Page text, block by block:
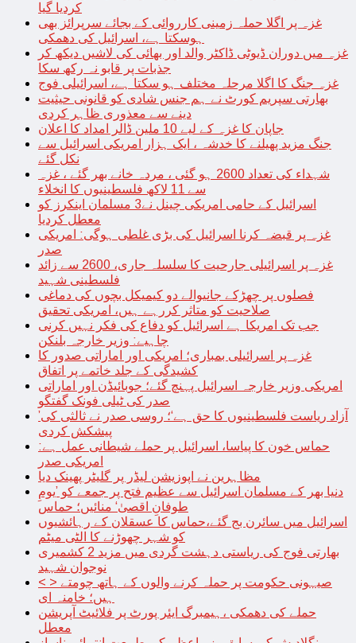
کردیا گیا
غزہ پر اگلا حملہ زمینی کارروائی کے بجائے سرپرائز بھی
ہوسکتا ہے، اسرائیل کی دھمکی
غزہ میں دوران ڈیوٹی ڈاکٹر والد اور بھائی کی لاشیں دیکھ کر
جذبات پر قابو نہ رکھ سکا
غزہ جنگ کا اگلا مرحلہ مختلف ہو سکتا ہے، اسرائیلی فوج
بھارتی سپریم کورٹ نے ہم جنس شادی کو قانونی حیثیت
دینے سے معذوری ظاہر کردی
جاپان کا غزہ کے لیے 10 ملین ڈالر امداد کا اعلان
جنگ مزید پھیلنے کا خدشہ ، ایک ہزار امریکی اسرائیل سے
نکل گئے
شہداء کی تعداد 2600 ہو گئی ، مردہ خانے بھر گئے ، غزہ
سے 11 لاکھ فلسطینیوں کا انخلاء
اسرائیل کے حامی امریکی چینل نے3 مسلمان اینکرز کو
معطل کردیا
غزہ پر قبضہ کرنا اسرائیل کی بڑی غلطی ہوگی: امریکی
صدر
غزہ پر اسرائیلی جارحیت کا سلسلہ جاری، 2600 سے زائد
فلسطینی شہید
فصلوں پر چھڑکے جانیوالے دو کیمیکل بچوں کی دماغی
صلاحیت کو متاثر کررہے ہیں، امریکی تحقیق
جب تک امریکا ہے اسرائیل کو دفاع کی فکر نہیں کرنی
چاہیے: وزیر خارجہ بلنکن
غزہ پر اسرائیلی بمباری؛ امریکی اور اماراتی صدور کا
کشیدگی کے جلد خاتمے پر اتفاق
امریکی وزیر خارجہ اسرائیل پہنچ گئے؛ جوبائیڈن اور اماراتی
صدر کی ٹیلی فونک گفتگو
’آزاد ریاست فلسطینیوں کا حق ہے‘؛ روسی صدر نے ثالثی کی
پیشکش کردی
حماس خون کا پیاسا، اسرائیل پر حملے شیطانی عمل ہے:
امریکی صدر
مظاہرین نے اپوزیشن لیڈر پر گلیٹر پھینک دیا
دنیا بھر کے مسلمان اسرائیل سے عظیم فتح پر جمعے کو ’یومِ
طوفانِ اقصیٰ‘ منائیں؛ حماس
اسرائیل میں سائرن بج گئے،حماس کا عسقلان کے رہائشیوں
کو شہر چھوڑنے کا الٹی میٹم
بھارتی فوج کی ریاستی دہشت گردی میں مزید 2 کشمیری
نوجوان شہید
< > صیہونی حکومت پر حملہ کرنے والوں کے ہاتھ چومتے
ہیں؛ خامنہ ای
حملے کی دھمکی ،ہیمبرگ ایئر پورٹ پر فلائیٹ آپریشن
معطل